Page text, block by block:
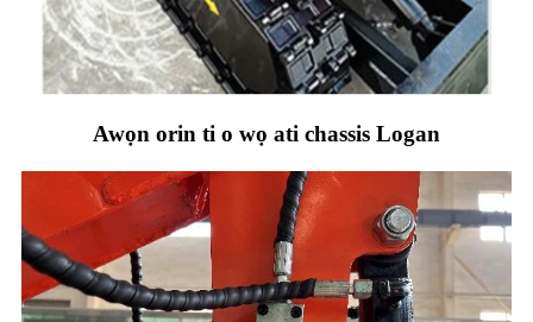
Awọn orin ti o wọ ati chassis Logan